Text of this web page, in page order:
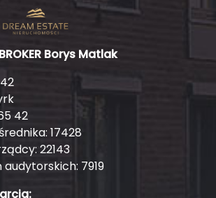
Borys Matlak
42
17428
22143
7919